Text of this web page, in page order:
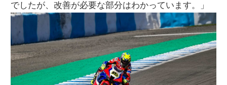
でしたが、改善が必要な部分はわかっています。」